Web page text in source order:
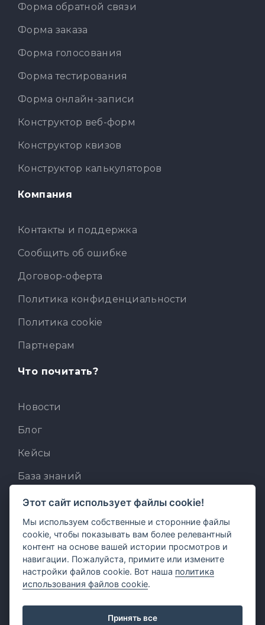
Форма обратной связи
Форма заказа
Форма голосования
Форма тестирования
Форма онлайн-записи
Конструктор веб-форм
Конструктор квизов
Конструктор калькуляторов
Компания
Контакты и поддержка
Сообщить об ошибке
Договор-оферта
Политика конфиденциальности
Политика cookie
Партнерам
Что почитать?
Новости
Блог
Кейсы
База знаний
Для разработчиков
Встроенный AI-ассистент
MCP для AI-клиентов
Отзывы и предложения
Этот сайт использует файлы cookie!
Мы используем собственные и сторонние файлы
cookie, чтобы показывать вам более релевантный
контент на основе вашей истории просмотров и
навигации. Пожалуйста, примите или измените
настройки файлов cookie. Вот наша политика
использования файлов cookie.
Принять все